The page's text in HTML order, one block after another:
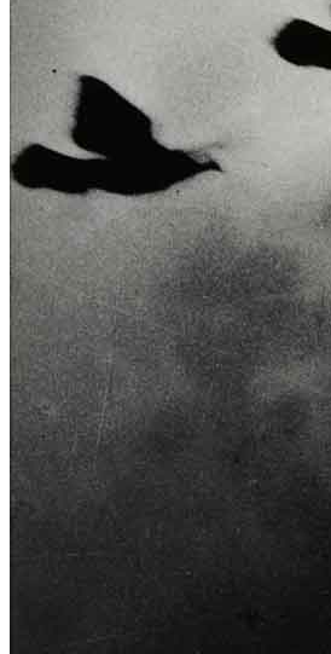
Menu Menu
ITA
ENG